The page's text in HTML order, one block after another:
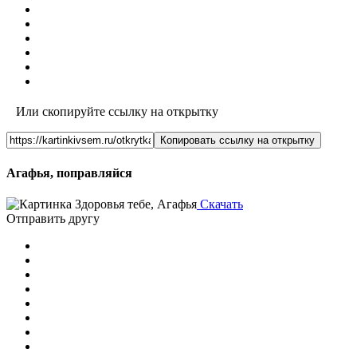
Или скопируйте ссылку на открытку
Копировать ссылку на открытку
Агафья, поправляйся
Скачать
Отправить другу